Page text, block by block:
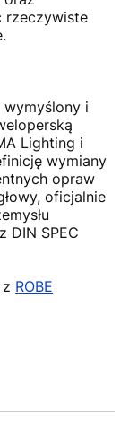
rzeczywiste
wymyślony i
Lighting i
wymiany
opraw
oficjalnie
DIN SPEC
ROBE